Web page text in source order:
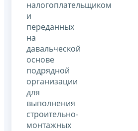
налогоплательщиком
и
переданных
на
давальческой
основе
подрядной
организации
для
выполнения
строительно-
монтажных